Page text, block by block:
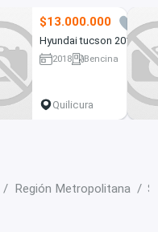
$13.000.000
1
Hyundai tucson 2018
2018
Bencina
Quilicura
Región Metropolitana